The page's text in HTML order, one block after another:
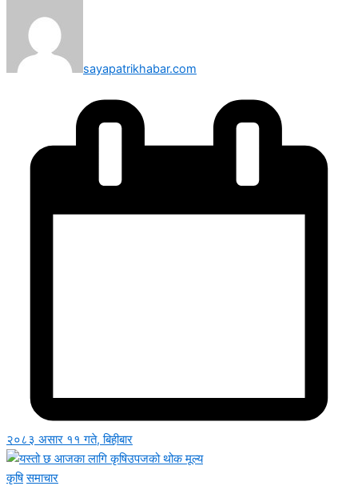
sayapatrikhabar.com
२०८३ असार ११ गते, बिहीबार
कृषि समाचार